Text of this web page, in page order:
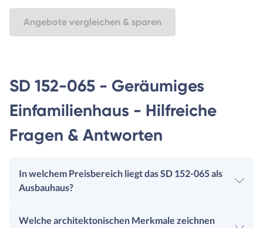
Angebote vergleichen & sparen
SD 152-065 - Geräumiges
Einfamilienhaus - Hilfreiche
Fragen & Antworten
In welchem Preisbereich liegt das SD 152-065 als
Ausbauhaus?
Welche architektonischen Merkmale zeichnen